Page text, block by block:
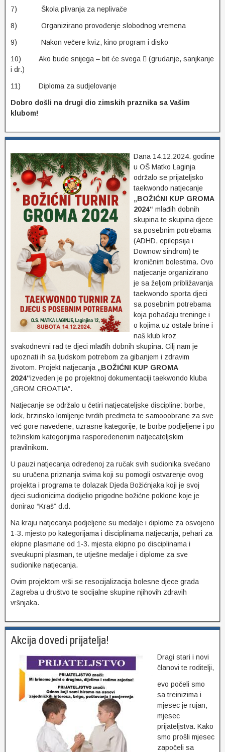
7) Škola plivanja za neplivače
8) Organizirano provođenje slobodnog vremena
9) Nakon večere kviz, kino program i disko
10) Ako bude snijega – bit će svega  (grudanje, sanjkanje
i dr.)
11) Diploma za sudjelovanje
Dobro došli na drugi dio zimskih praznika sa Vašim
klubom!
Dana 14.12.2024. godine
u OŠ Matko Laginja
održalo se prijateljsko
taekwondo natjecanje
„BOŽIĆNI KUP GROMA
2024“ mlađih dobnih
skupina te skupina djece
sa posebnim potrebama
(ADHD, epilepsija i
Downow sindrom) te
kroničnim bolestima. Ovo
natjecanje organizirano
je sa željom približavanja
taekwondo sporta djeci
sa posebnim potrebama
koja pohađaju treninge i
o kojima uz ostale brine i
naš klub kroz
svakodnevni rad te djeci mlađih dobnih skupina. Cilj nam je
upoznati ih sa ljudskom potrebom za gibanjem i zdravim
životom. Projekt natjecanja „BOŽIĆNI KUP GROMA
2024“izveden je po projektnoj dokumentaciji taekwondo kluba
„GROM CROATIA“.
Natjecanje se održalo u četiri natjecateljske discipline: borbe,
kick, brzinsko lomljenje tvrdih predmeta te samooobrane za sve
već gore navedene, uzrasne kategorije, te borbe podjeljene i po
težinskim kategorijima raspoređenenim natjecateljskim
pravilnikom.
U pauzi natjecanja određenoj za ručak svih sudionika svečano
su uručena priznanja svima koji su pomogli ostvarenje ovog
projekta i programa te dolazak Djeda Božićnjaka koji je svoj
djeci sudionicima dodijelio prigodne božićne poklone koje je
donirao “Kraš” d.d.
Na kraju natjecanja podjeljene su medalje i diplome za osvojeno
1-3. mjesto po kategorijama i disciplinama natjecanja, pehari za
ekipne plasmane od 1-3. mjesta ekipno po disciplinama i
sveukupni plasman, te utješne medalje i diplome za sve
sudionike natjecanja.
Ovim projektom vrši se resocijalizacija bolesne djece grada
Zagreba u društvo te socijalne skupine njihovih zdravih
vršnjaka.
Akcija dovedi prijatelja!
Dragi stari i novi
članovi te roditelji,
evo počeli smo
sa treinizima i
mjesec je rujan,
mjesec
prijateljstva. Kako
smo prošli mjesec
započeli sa